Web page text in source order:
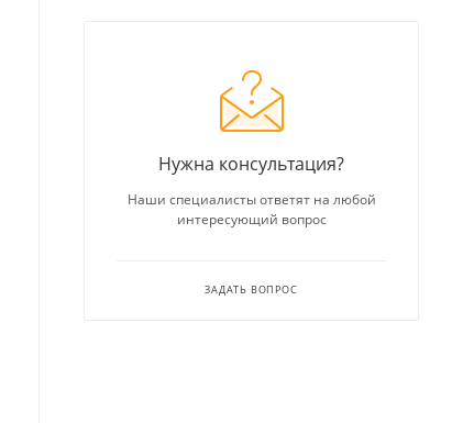
Нужна консультация?
Наши специалисты ответят на любой
интересующий вопрос
ЗАДАТЬ ВОПРОС